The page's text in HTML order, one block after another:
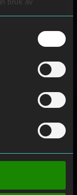
bruk av